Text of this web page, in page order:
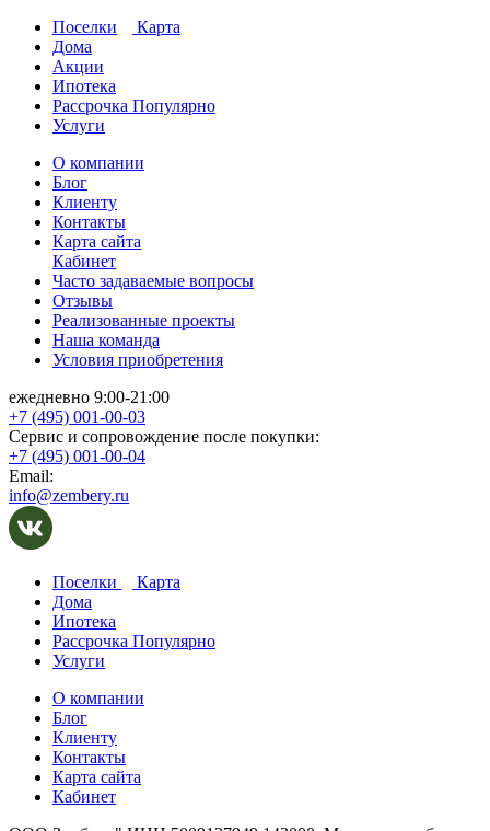
Поселки
Карта
Дома
Акции
Ипотека
Рассрочка Популярно
Услуги
О компании
Блог
Клиенту
Контакты
Карта сайта
Кабинет
Часто задаваемые вопросы
Отзывы
Реализованные проекты
Наша команда
Условия приобретения
ежедневно 9:00-21:00
+7 (495) 001-00-03
Cервис и сопровождение после покупки:
+7 (495) 001-00-04
Email:
info@zembery.ru
Поселки
Карта
Дома
Ипотека
Рассрочка Популярно
Услуги
О компании
Блог
Клиенту
Контакты
Карта сайта
Кабинет